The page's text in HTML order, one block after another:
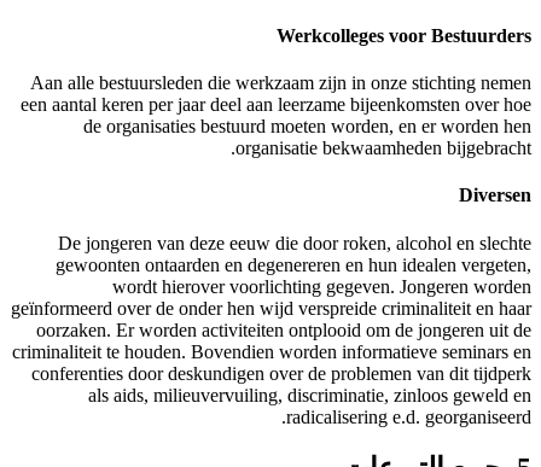
Aan alle bestuursleden die werkzaam
een aantal keren per jaar deel aan
de organisaties bestuurd moeten
organisatie
De jongeren van deze eeuw die
gewoonten ontaarden en
wordt hierover voorlichting
geïnformeerd over de onder hen wijd
oorzaken. Er worden activiteiten
criminaliteit te houden. Bovendien worden
conferenties door deskundigen over de
als aids, milieuvervuiling,